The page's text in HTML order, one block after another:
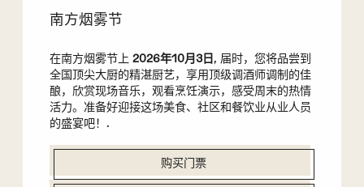
南方烟雾节
在南方烟雾节上 2026年10月3日 , 届时，您将品尝到
全国顶尖大厨的精湛厨艺，享用顶级调酒师调制的佳
酿，欣赏现场音乐，观看烹饪演示，感受周末的热情
活力。准备好迎接这场美食、社区和餐饮业从业人员
的盛宴吧！.
购买门票